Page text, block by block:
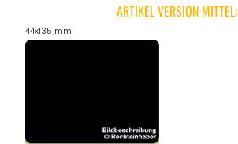
ARTIKEL VERSION MITTEL:
44x135 mm